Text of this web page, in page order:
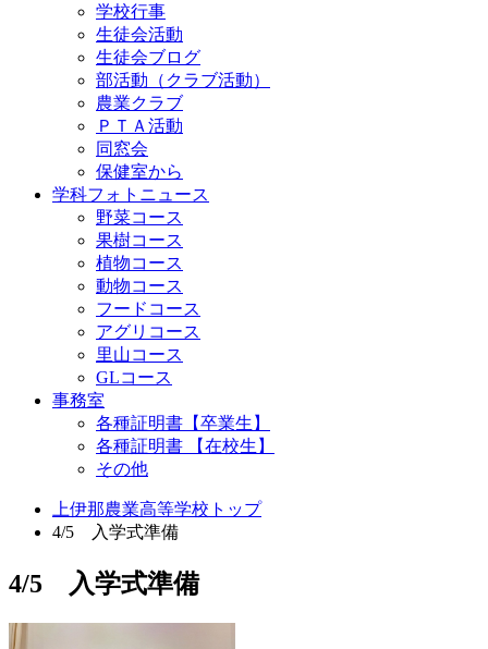
学校行事
生徒会活動
生徒会ブログ
部活動（クラブ活動）
農業クラブ
ＰＴＡ活動
同窓会
保健室から
学科フォトニュース
野菜コース
果樹コース
植物コース
動物コース
フードコース
アグリコース
里山コース
GLコース
事務室
各種証明書【卒業生】
各種証明書 【在校生】
その他
上伊那農業高等学校トップ
4/5 入学式準備
4/5 入学式準備